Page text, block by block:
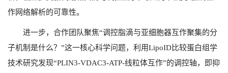
作网络解析的可靠性。
进一步，合作团队聚焦“调控脂滴与亚细胞器互作聚集的分
子机制是什么？”这一核心科学问题，利用LipoID比较蛋白组学
技术研究发现“PLIN3-VDAC3-ATP-线粒体互作”的调控轴，即抑